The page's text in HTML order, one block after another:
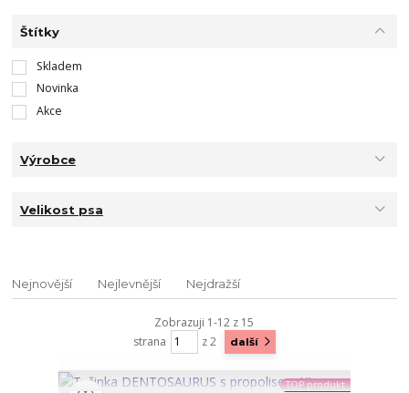
Štítky
Skladem
Novinka
Akce
Výrobce
Velikost psa
Nejnovější Nejlevnější Nejdražší
Zobrazuji 1-12 z 15
strana
z 2 další
TOP produkt